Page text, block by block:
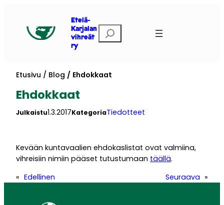
Etelä-
Karjalan
vihreät
ry
Etsi
Etusivu Blog Ehdokkaat
Ehdokkaat
Julkaistu1.3.2017KategoriaTiedotteet
Kevään kuntavaalien ehdokaslistat ovat valmiina,
vihreisiin nimiin pääset tutustumaan täällä.
« Edellinen Seuraava »